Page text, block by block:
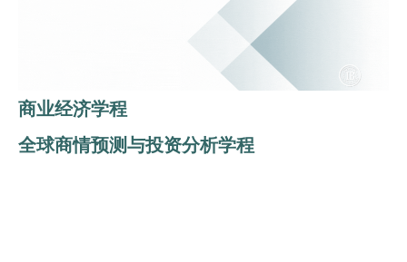
商业经济学程
全球商情预测与投资分析学程